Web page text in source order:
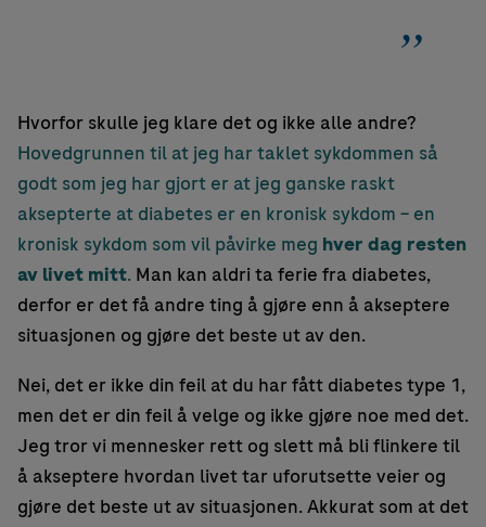
Hvorfor skulle jeg klare det og ikke alle andre?
Hovedgrunnen til at jeg har taklet sykdommen så
godt som jeg har gjort er at jeg ganske raskt
aksepterte at diabetes er en kronisk sykdom – en
kronisk sykdom som vil påvirke meg hver dag resten
av livet mitt. Man kan aldri ta ferie fra diabetes,
derfor er det få andre ting å gjøre enn å akseptere
situasjonen og gjøre det beste ut av den.
Nei, det er ikke din feil at du har fått diabetes type 1,
men det er din feil å velge og ikke gjøre noe med det.
Jeg tror vi mennesker rett og slett må bli flinkere til
å akseptere hvordan livet tar uforutsette veier og
gjøre det beste ut av situasjonen. Akkurat som at det